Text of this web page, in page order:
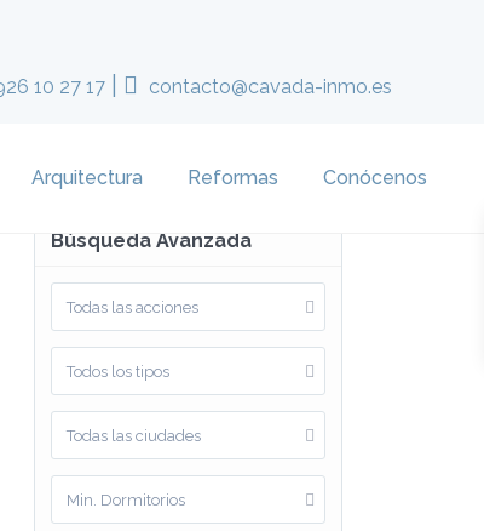
10 27 17 contacto@cavada-inmo.es
Arquitectura Reformas Conócenos
Búsqueda Avanzada
Todas las acciones
Todos los tipos
Todas las ciudades
Min. Dormitorios